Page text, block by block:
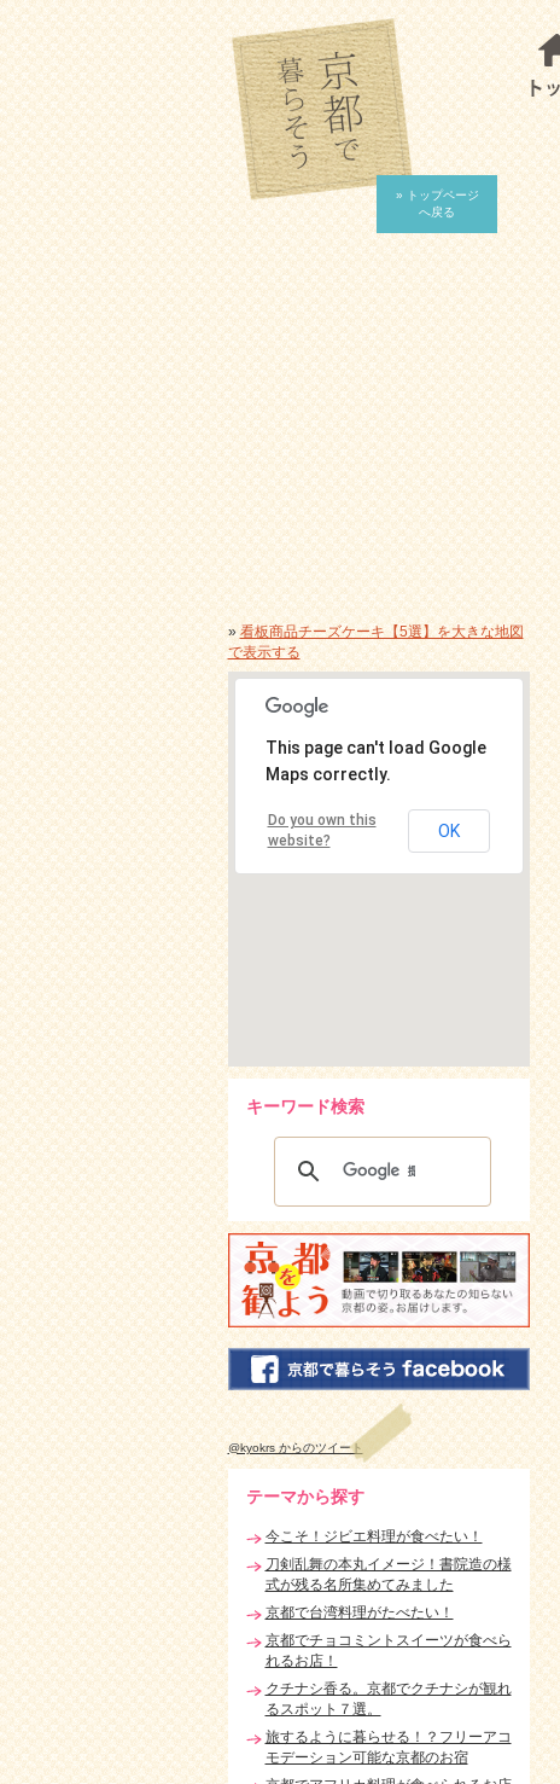
» トップページ
へ戻る
»看板商品チーズケーキ【5選】を大きな地図
で表示する
This page can't load Google
Maps correctly.
Do you own this
website?
OK
キーワード検索
@kyokrs からのツイート
テーマから探す
今こそ！ジビエ料理が食べたい！
刀剣乱舞の本丸イメージ！書院造の様
式が残る名所集めてみました
京都で台湾料理がたべたい！
京都でチョコミントスイーツが食べら
れるお店！
クチナシ香る。京都でクチナシが観れ
るスポット７選。
旅するように暮らせる！？フリーアコ
モデーション可能な京都のお宿